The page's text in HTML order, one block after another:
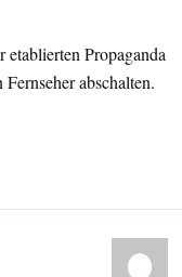
Propaganda
abschalten.